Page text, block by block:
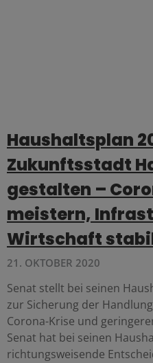
Haushaltsplan
Zukunftsstadt
gestalten –
meistern,
Wirtschaft
21. OKTOBER 2020
Senat stellt bei seinen
zur Sicherung der
Corona-Krise und
Senat hat bei seinen
richtungsweisende